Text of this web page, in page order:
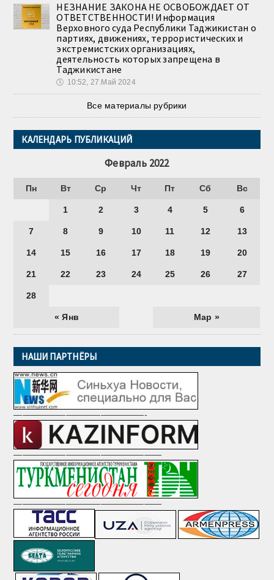
НЕЗНАНИЕ ЗАКОНА НЕ ОСВОБОЖДАЕТ ОТ
ОТВЕТСТВЕННОСТИ! Информация
Верховного суда Республики Таджикистан о
партиях, движениях, террористических и
экстремистских организациях,
деятельность которых запрещена в
Таджикистане
🕔 10:52, 27.Май 2024
Все материалы рубрики
КАЛЕНДАРЬ ПУБЛИКАЦИЙ
Февраль 2022
Пн Вт Ср Чт Пт Сб Вс
« Янв Мар »
1 2 3 4 5 6
7 8 9 10 11 12 13
14 15 16 17 18 19 20
21 22 23 24 25 26 27
28
НАШИ ПАРТНЁРЫ
———————————————-
—————————————————
—————————————————